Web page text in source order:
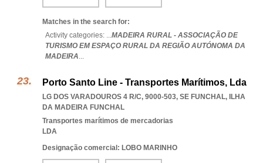
Matches in the search for:
Activity categories: ...MADEIRA RURAL - ASSOCIAÇÃO DE
TURISMO EM ESPAÇO RURAL DA REGIÃO AUTÓNOMA DA
MADEIRA...
Porto Santo Line - Transportes Marítimos, Lda
LG DOS VARADOUROS 4 R/C, 9000-503, SE FUNCHAL, ILHA
DA MADEIRA FUNCHAL
Transportes marítimos de mercadorias
LDA
Designação comercial: LOBO MARINHO